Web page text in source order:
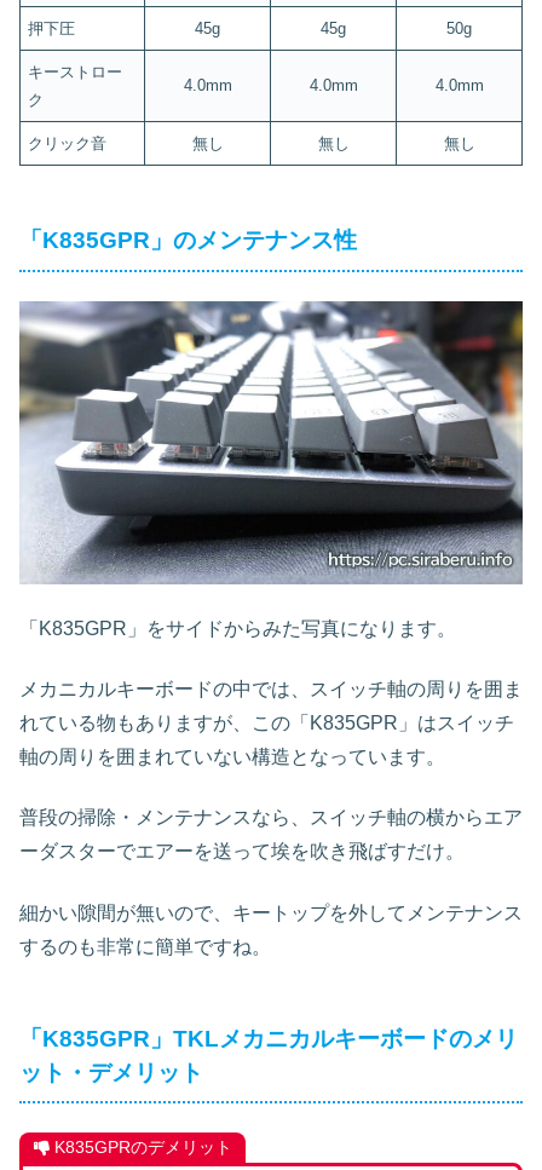
押下圧 45g 45g 50g
キーストロー
ク
4.0mm 4.0mm 4.0mm
クリック音 無し 無し 無し
「K835GPR」のメンテナンス性
「K835GPR」をサイドからみた写真になります。
メカニカルキーボードの中では、スイッチ軸の周りを囲ま
れている物もありますが、この「K835GPR」はスイッチ
軸の周りを囲まれていない構造となっています。
普段の掃除・メンテナンスなら、スイッチ軸の横からエア
ーダスターでエアーを送って埃を吹き飛ばすだけ。
細かい隙間が無いので、キートップを外してメンテナンス
するのも非常に簡単ですね。
「K835GPR」TKLメカニカルキーボードのメリ
ット・デメリット
K835GPRのデメリット